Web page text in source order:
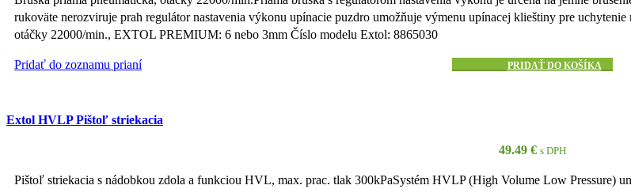
rukoväte nerozviruje prah regulátor nastavenia výkonu upínacie puzdro umožňuje výmenu upínacej klieštiny pre
otáčky 22000/min., EXTOL PREMIUM: 6 nebo 3mm Číslo modelu Extol: 8865030
Pridať do zoznamu prianí PRIDAŤ DO KOŠÍKA
Extol HVLP Pištoľ striekacia
49.49 € s DPH
Pištoľ striekacia s nádobkou zdola a funkciou HVL, max. prac. tlak 300kPaSystém HVLP (High Volume Low Pressure)